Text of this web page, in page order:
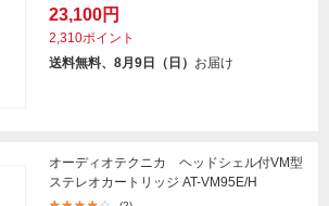
23,100円
2,310ポイント
送料無料、8月9日（日） お届け
オーディオテクニカ ヘッドシェル付VM型
ステレオカートリッジ AT-VM95E/H